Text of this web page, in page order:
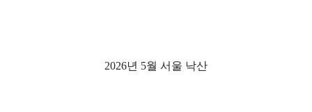
2026년 5월 서울 낙산